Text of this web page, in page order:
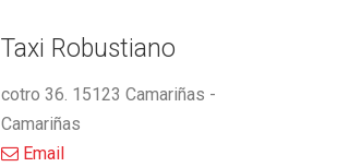
Taxi Robustiano
cotro 36. 15123 Camariñas -
Camariñas
Email